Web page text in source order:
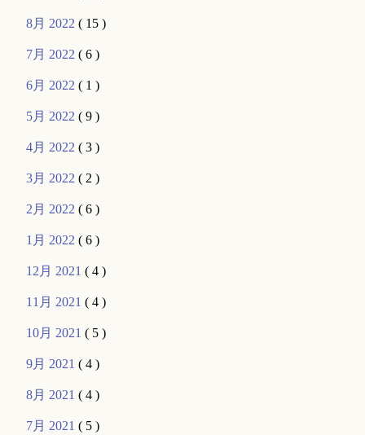
8月 2022( 15 )
7月 2022( 6 )
6月 2022( 1 )
5月 2022( 9 )
4月 2022( 3 )
3月 2022( 2 )
2月 2022( 6 )
1月 2022( 6 )
12月 2021( 4 )
11月 2021( 4 )
10月 2021( 5 )
9月 2021( 4 )
8月 2021( 4 )
7月 2021( 5 )